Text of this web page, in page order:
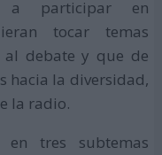
a participar en
tocar temas
debate y que de
hacia la diversidad,
la radio.
tres subtemas